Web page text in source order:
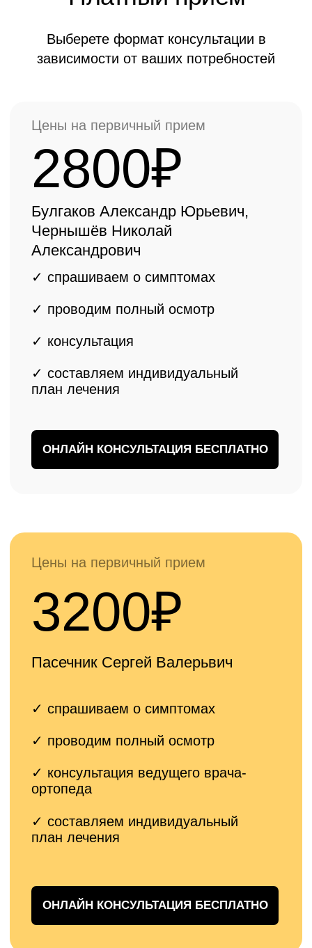
ЗАПИСАТЬСЯ БЕСПЛАТНО
3500₽
✓ проводим полный осмотр
✓ консультация врача ортопеда
высшей категории, КМН, ДМН
Для жителей Коломны доступна
первичная онлайн консультация
Важная информация
план лечения
ОНЛАЙН КОНСУЛЬТАЦИЯ БЕСПЛАТНО
Ермолаев Василий Александрович,